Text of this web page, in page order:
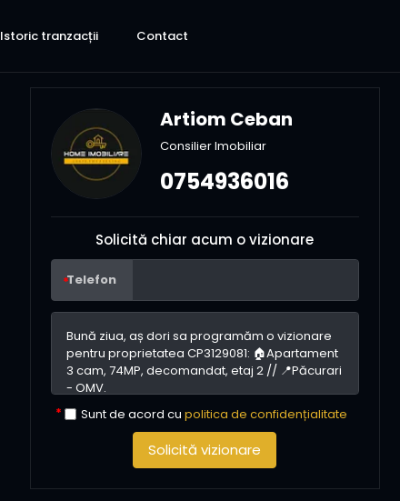
Istoric tranzacții Contact
Artiom Ceban
Consilier Imobiliar
0754936016
Solicită chiar acum o vizionare
Telefon
Sunt de acord cu politica de confidențialitate
Solicită vizionare